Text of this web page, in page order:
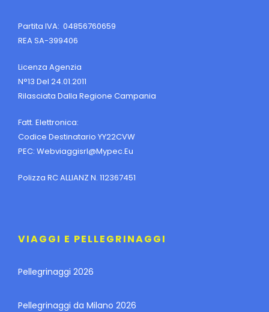
Partita IVA: 04856760659
REA SA-399406
Licenza Agenzia
N°13 Del 24.01.2011
Rilasciata Dalla Regione Campania
Fatt. Elettronica:
Codice Destinatario YY22CVW
PEC: Webviaggisrl@mypec.eu
Polizza RC ALLIANZ N. 112367451
VIAGGI E PELLEGRINAGGI
Pellegrinaggi 2026
Pellegrinaggi da Milano 2026